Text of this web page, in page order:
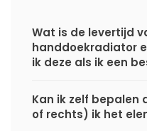
Wat is de levertijd
handdoekradiator
ik deze als ik een
Kan ik zelf bepalen
of rechts) ik het